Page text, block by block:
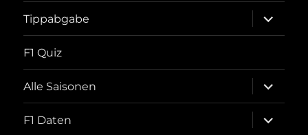
Tippabgabe
öffnen
F1 Quiz
Alle Saisonen
öffnen
F1 Daten
öffnen